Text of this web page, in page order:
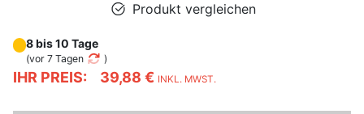
Produkt vergleichen
IHR PREIS: 39,88 € INKL. MWST.
8 bis 10 Tage
(vor 7 Tagen )